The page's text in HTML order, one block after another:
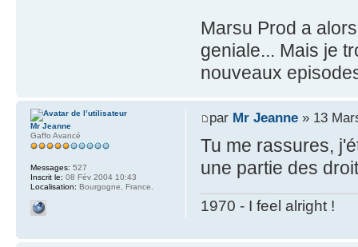
Marsu Prod a
geniale... Mais je
nouveaux
par Mr Jeanne» 13
Tu me rassures,
une partie des
1970 - I feel alright !
Mr Jeanne
Gaffo Avancé
Messages: 527
Inscrit le: 08 Fév 2004 10:43
Localisation: Bourgogne, France.